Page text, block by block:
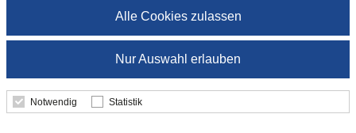
ab 1,64 €
Mindestbestellmenge: 100 Stk.
Details
Nur Auswahl erlauben
Alle Cookies zulassen
Notwendig Statistik